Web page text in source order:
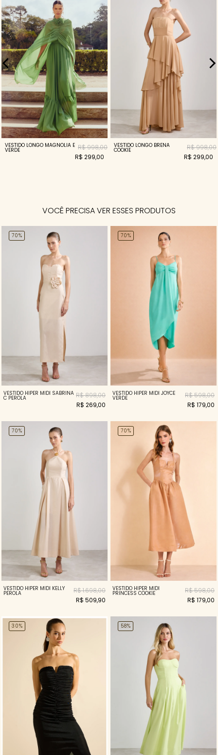
VESTIDO LONGO MAGNOLIA E
VERDE
R$ 998,00
R$ 299,00
VESTIDO LONGO BRENA
COOKIE
R$ 998,00
R$ 299,00
VOCÊ PRECISA VER ESSES PRODUTOS
70%
VESTIDO HIPER MIDI SABRINA
C PEROLA
R$ 898,00
R$ 269,00
70%
VESTIDO HIPER MIDI JOYCE
VERDE
R$ 598,00
R$ 179,00
70%
VESTIDO HIPER MIDI KELLY
PEROLA
R$ 1.698,00
R$ 509,90
70%
VESTIDO HIPER MIDI
PRINCESS COOKIE
R$ 598,00
R$ 179,00
30% 58%